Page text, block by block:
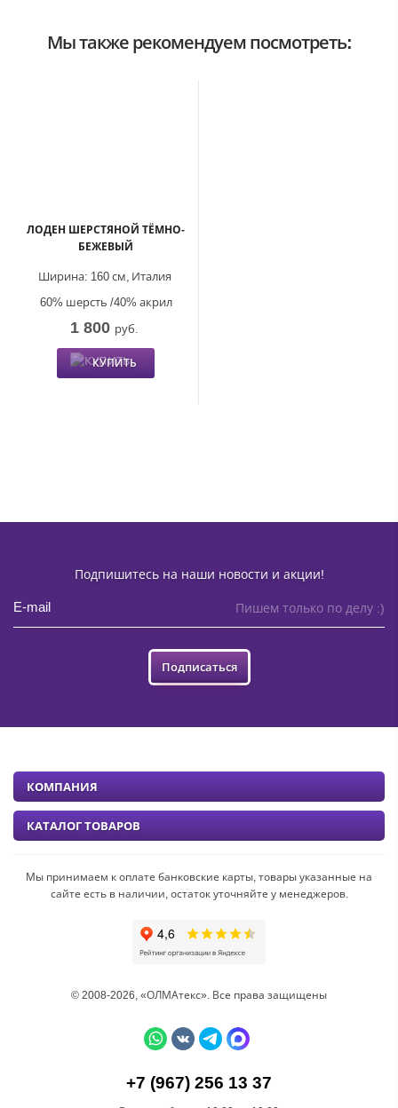
Мы также рекомендуем посмотреть:
ЛОДЕН ШЕРСТЯНОЙ ТЁМНО-
БЕЖЕВЫЙ
Италия
Ширина: 160 см,
60% шерсть /40% акрил
1 800 руб.
КУПИТЬ
Подпишитесь на наши новости и акции!
Пишем только по делу :)
Подписаться
Мы принимаем к оплате банковские карты, товары указанные на
сайте есть в наличии, остаток уточняйте у менеджеров.
© 2008-2026, «ОЛМАтекс». Все права защищены
КОМПАНИЯ
КАТАЛОГ ТОВАРОВ
+7 (967) 256 13 37